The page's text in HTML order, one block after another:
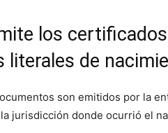
los
literales de
son emitidos por la
jurisdicción donde ocurrió el